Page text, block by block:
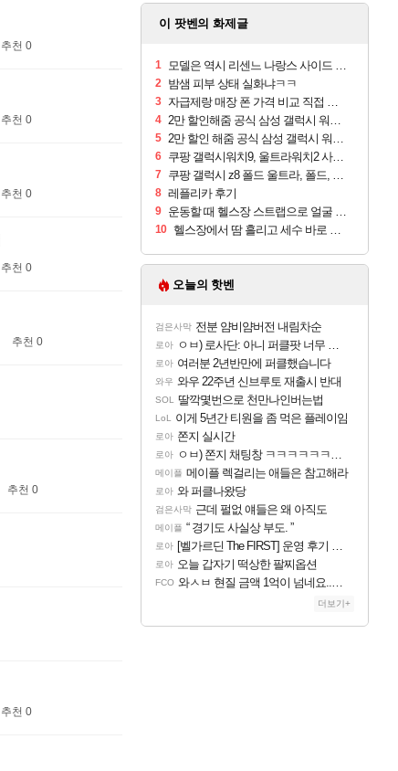
추천 0
추천 0
추천 0
추천 0
추천 0
추천 0
추천 0
이 팟벤의 화제글
1 모델은 역시 리센느 나랑스 사이드 1.25L 1박스
2 밤샘 피부 상태 실화냐ㅋㅋ
3 자급제랑 매장 폰 가격 비교 직접 안가도 되네요
4 2만 할인해줌 공식 삼성 갤럭시 워치9 크림, 40mm, 블루투스
5 2만 할인 해줌 공식 삼성 갤럭시 워치9 실버, 44mm, 블루투스
6 쿠팡 갤럭시워치9, 울트라워치2 사전구매 혜택 받아보세요
7 쿠팡 갤럭시 z8 폴드 울트라, 폴드, 플립 사전예약
8 레플리카 후기
9 운동할 때 헬스장 스트랩으로 얼굴 만졌다가 볼 뒤집어짐
10 헬스장에서 땀 흘리고 세수 바로 안 하면 트러블 나냐?
오늘의 핫벤
검은사막 전분 얌비얌버전 내림차순
로아 ㅇㅂ) 로사단: 아니 퍼클팟 너무 심하네 예의가 없어(?)
로아 여러분 2년반만에 퍼클했습니다
와우 와우 22주년 신브루토 재출시 반대
SOL 딸깍몇번으로 천만나인버는법
LoL 이게 5년간 티원을 좀 먹은 플레이임
로아 쫀지 실시간
로아 ㅇㅂ) 쫀지 채팅창 ㅋㅋㅋㅋㅋㅋㅋㅋㅋㅋㅋ
메이플 메이플 렉걸리는 애들은 참고해라
로아 와 퍼클나왔당
검은사막 근데 펄없 얘들은 왜 아직도
메이플 “ 경기도 사실상 부도. ”
로아 [벨가르딘 The FIRST] 운영 후기 + 1~3위 공대 축하 Ai짤
로아 오늘 갑자기 떡상한 팔찌옵션
FCO 와ㅅㅂ 현질 금액 1억이 넘네요..다들 꼭 해보십셔ㅁㅊ
더보기+